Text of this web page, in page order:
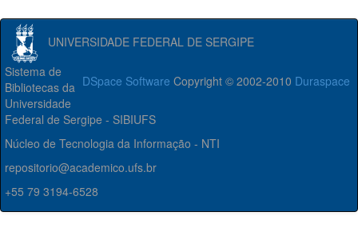
UNIVERSIDADE FEDERAL DE SERGIPE
DSpace Software Copyright © 2002-2010 Duraspace
Sistema de
Bibliotecas da
Universidade
Federal de Sergipe - SIBIUFS
Núcleo de Tecnologia da Informação - NTI
repositorio@academico.ufs.br
+55 79 3194-6528